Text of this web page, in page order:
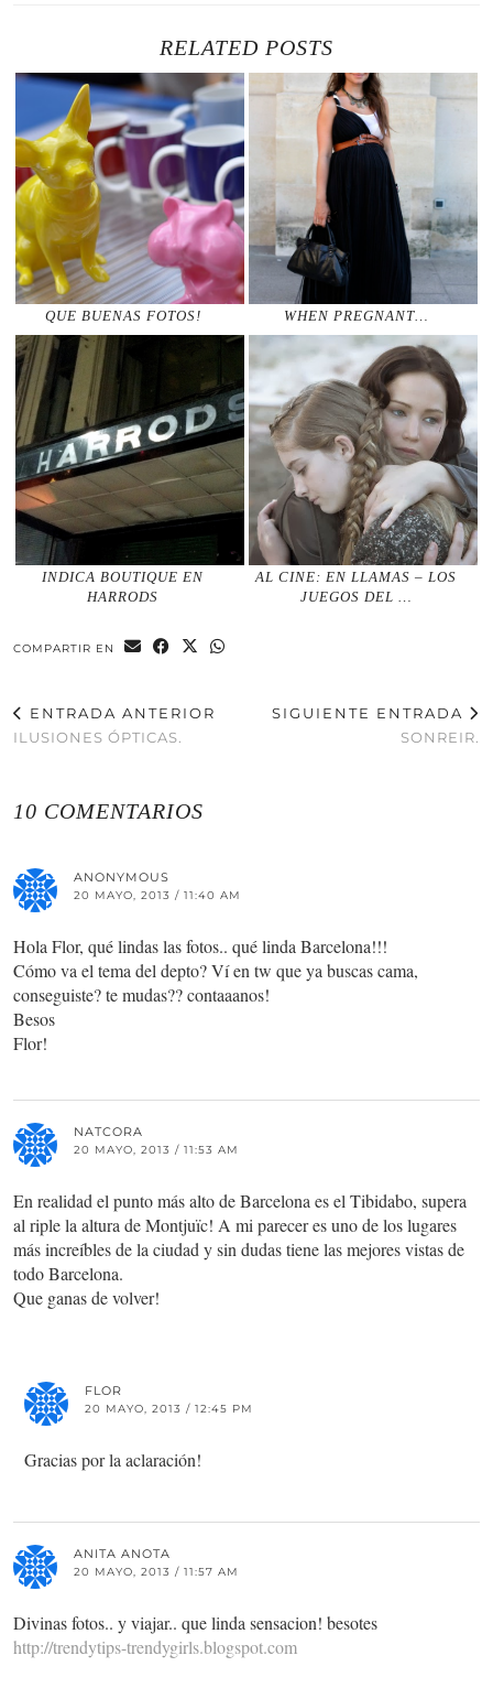
RELATED POSTS
QUE BUENAS FOTOS! WHEN PREGNANT…
INDICA BOUTIQUE EN
HARRODS
AL CINE: EN LLAMAS – LOS
JUEGOS DEL …
COMPARTIR EN
ENTRADA ANTERIOR
ILUSIONES ÓPTICAS.
SIGUIENTE ENTRADA
SONREIR.
10 COMENTARIOS
ANONYMOUS
20 MAYO, 2013 / 11:40 AM
Hola Flor, qué lindas las fotos.. qué linda Barcelona!!!
Cómo va el tema del depto? Ví en tw que ya buscas cama,
conseguiste? te mudas?? contaaanos!
Besos
Flor!
NATCORA
20 MAYO, 2013 / 11:53 AM
En realidad el punto más alto de Barcelona es el Tibidabo, supera
al riple la altura de Montjuïc! A mi parecer es uno de los lugares
más increíbles de la ciudad y sin dudas tiene las mejores vistas de
todo Barcelona.
Que ganas de volver!
FLOR
20 MAYO, 2013 / 12:45 PM
Gracias por la aclaración!
ANITA ANOTA
20 MAYO, 2013 / 11:57 AM
Divinas fotos.. y viajar.. que linda sensacion! besotes
http://trendytips-trendygirls.blogspot.com